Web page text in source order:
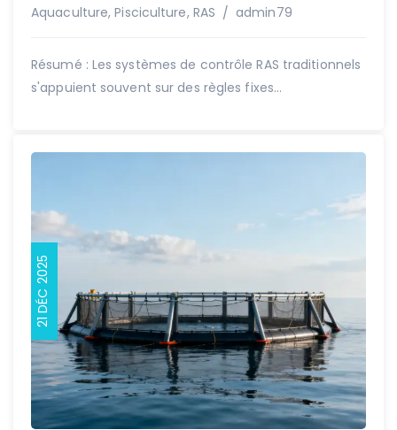
Aquaculture,Pisciculture, RAS Auteur
admin79
Résumé : Les systèmes de contrôle RAS traditionnels
s'appuient souvent sur des règles fixes...
21 DÉC 2025